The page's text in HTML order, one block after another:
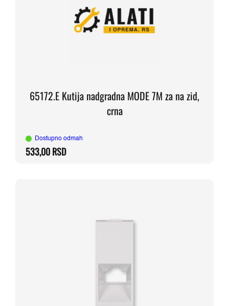
65172.E Kutija nadgradna MODE 7M za na zid,
crna
Dostupno odmah
533,00RSD